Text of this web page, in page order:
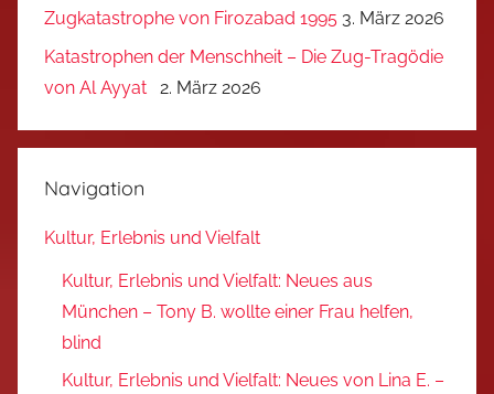
Zugkatastrophe von Firozabad 1995 3. März 2026
Katastrophen der Menschheit – Die Zug-Tragödie
von Al Ayyat
2. März 2026
Navigation
Kultur, Erlebnis und Vielfalt
Kultur, Erlebnis und Vielfalt: Neues aus
München – Tony B. wollte einer Frau helfen,
blind
Kultur, Erlebnis und Vielfalt: Neues von Lina E. –